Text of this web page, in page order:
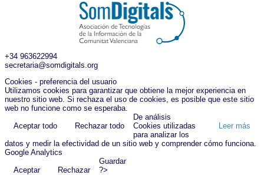
+34 963622994
secretaria@somdigitals.org
Cookies - preferencia del usuario
Utilizamos cookies para garantizar que obtiene la mejor experiencia en
nuestro sitio web. Si rechaza el uso de cookies, es posible que este sitio
web no funcione como se esperaba.
Aceptar todo
Rechazar todo Leer más
De análisis
Cookies utilizadas
para analizar los
datos y medir la efectividad de un sitio web y comprender cómo funciona.
Google Analytics
Aceptar
Rechazar
Guardar
?>